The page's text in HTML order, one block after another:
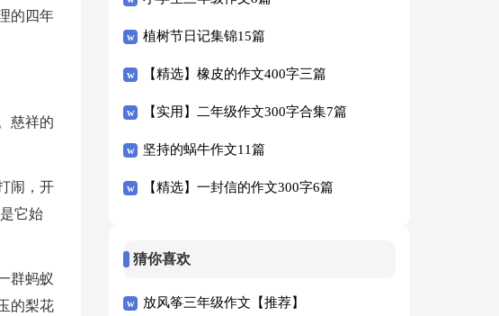
的四年
慈祥的
闹，开
它始
群蚂蚁
的梨花
植树节日记集锦15篇
【精选】橡皮的作文400字三篇
【实用】二年级作文300字合集7篇
坚持的蜗牛作文11篇
【精选】一封信的作文300字6篇
猜你喜欢
放风筝三年级作文【推荐】